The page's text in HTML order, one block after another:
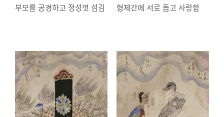
부모를 공경하고 정성껏 섬김 형제간에 서로 돕고 사랑함